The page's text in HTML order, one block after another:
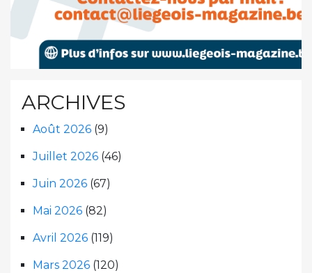
ARCHIVES
Août 2026 (9)
Juillet 2026 (46)
Juin 2026 (67)
Mai 2026 (82)
Avril 2026 (119)
Mars 2026 (120)